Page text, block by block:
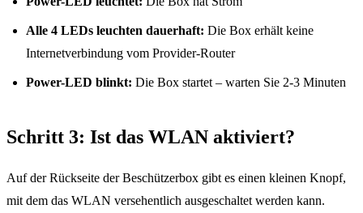
Alle 4 LEDs leuchten dauerhaft: Die Box erhält keine
Internetverbindung vom Provider-Router
Power-LED blinkt: Die Box startet – warten Sie 2-3 Minuten
Schritt 3: Ist das WLAN aktiviert?
Auf der Rückseite der Beschützerbox gibt es einen kleinen Knopf,
mit dem das WLAN versehentlich ausgeschaltet werden kann.